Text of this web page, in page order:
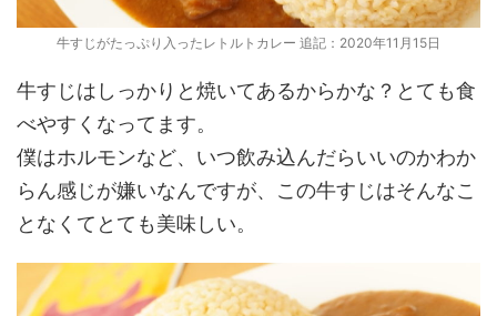
牛すじがたっぷり入ったレトルトカレー 追記：2020年11月15日
牛すじはしっかりと焼いてあるからかな？とても食
べやすくなってます。
僕はホルモンなど、いつ飲み込んだらいいのかわか
らん感じが嫌いなんですが、この牛すじはそんなこ
となくてとても美味しい。